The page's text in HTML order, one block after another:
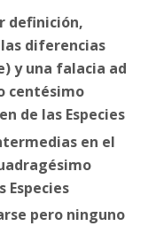
definición,
diferencias
y una falacia ad
centésimo
de las Especies
en el
Especies
pero ninguno